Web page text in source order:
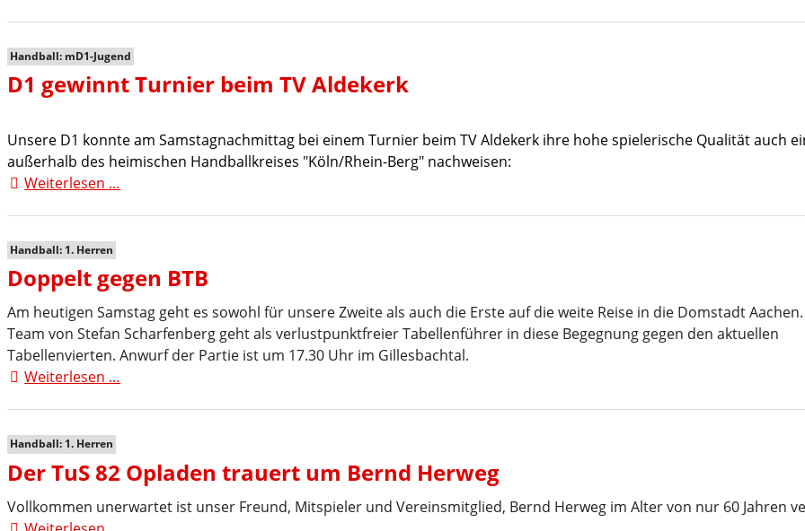
BTB
Handball: mD1-Jugend
D1 gewinnt Turnier beim TV Aldekerk
Unsere D1 konnte am Samstagnachmittag bei einem Turnier beim TV Aldekerk ihre hohe spielerische Qualität auch
außerhalb des heimischen Handballkreises "Köln/Rhein-Berg" nachweisen:
Weiterlesen …
Aldekerk
Handball: 1. Herren
Doppelt gegen BTB
Am heutigen Samstag geht es sowohl für unsere Zweite als auch die Erste auf die weite Reise in die Domstadt Aachen.
Team von Stefan Scharfenberg geht als verlustpunktfreier Tabellenführer in diese Begegnung gegen den aktuellen
Tabellenvierten. Anwurf der Partie ist um 17.30 Uhr im Gillesbachtal.
Weiterlesen …
Handball: 1. Herren
Der TuS 82 Opladen trauert um Bernd Herweg
Vollkommen unerwartet ist unser Freund, Mitspieler und Vereinsmitglied, Bernd Herweg im Alter von nur 60 Jahren